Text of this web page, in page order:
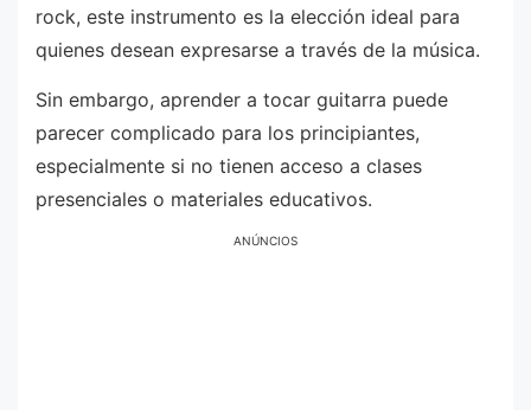
rock, este instrumento es la elección ideal para
quienes desean expresarse a través de la música.
Sin embargo, aprender a tocar guitarra puede
parecer complicado para los principiantes,
especialmente si no tienen acceso a clases
presenciales o materiales educativos.
ANÚNCIOS